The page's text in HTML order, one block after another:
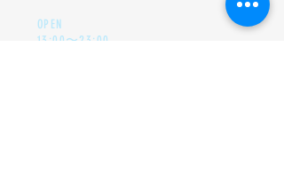
OPEN
13:00〜23:00